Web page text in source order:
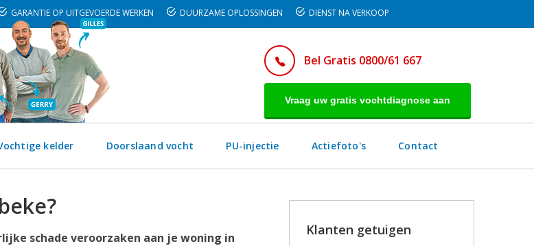
GARANTIE OP UITGEVOERDE WERKEN DUURZAME OPLOSSINGEN DIENST NA VERKOOP
Bel Gratis 0800/61 667
Vraag uw gratis vochtdiagnose aan
kelder Doorslaand vocht PU-injectie Actiefoto's Contact
schade veroorzaken aan je woning in
Klanten getuigen